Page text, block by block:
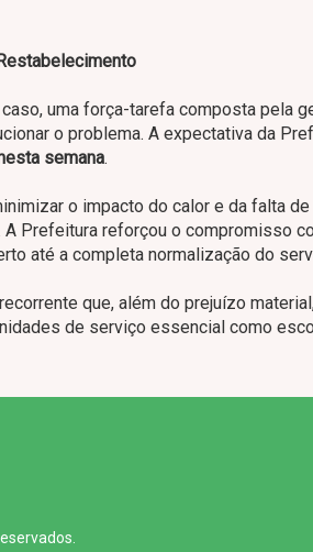
caso, uma força-tarefa composta pela
o problema. A expectativa da
semana.
o impacto do calor e da falta
A Prefeitura reforçou o compromisso
até a completa normalização do
que, além do prejuízo
de serviço essencial como